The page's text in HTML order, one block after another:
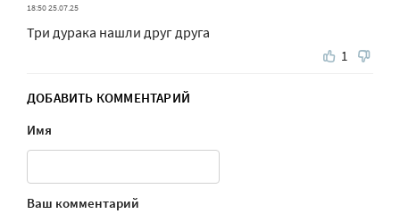
18:50 25.07.25
Три дурака нашли друг друга
1
ДОБАВИТЬ КОММЕНТАРИЙ
Имя
Ваш комментарий